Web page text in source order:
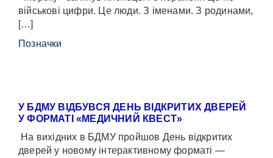
військові цифри. Це люди. З іменами. З родинами,
[…]
Позначки
У БДМУ ВІДБУВСЯ ДЕНЬ ВІДКРИТИХ ДВЕРЕЙ
У ФОРМАТІ «МЕДИЧНИЙ КВЕСТ»
На вихідних в БДМУ пройшов День відкритих
дверей у новому інтерактивному форматі —